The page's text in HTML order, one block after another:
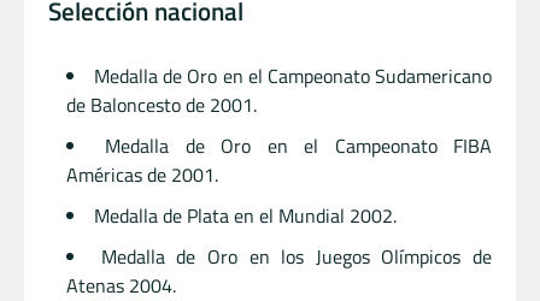
Selección nacional
Medalla de Oro en el Campeonato Sudamericano
de Baloncesto de 2001.
Medalla de Oro en el Campeonato FIBA
Américas de 2001.
Medalla de Plata en el Mundial 2002.
Medalla de Oro en los Juegos Olímpicos de
Atenas 2004.